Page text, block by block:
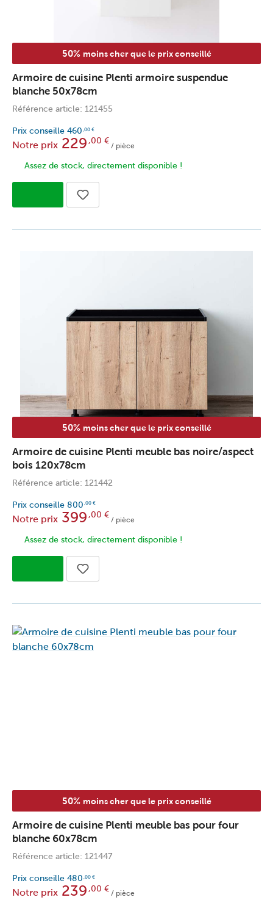
50% moins cher que le prix conseillé
Armoire de cuisine Plenti armoire suspendue
blanche 50x78cm
Référence article: 121455
Prix conseille 460 ,00 €
Notre prix 229,00 €
/ pièce
Assez de stock, directement disponible !
50% moins cher que le prix conseillé
Armoire de cuisine Plenti meuble bas noire/aspect
bois 120x78cm
Référence article: 121442
Prix conseille 800 ,00 €
Notre prix 399 ,00 €
/ pièce
Assez de stock, directement disponible !
50% moins cher que le prix conseillé
Armoire de cuisine Plenti meuble bas pour four
blanche 60x78cm
Référence article: 121447
Prix conseille 480 ,00 €
Notre prix 239 ,00 €
/ pièce